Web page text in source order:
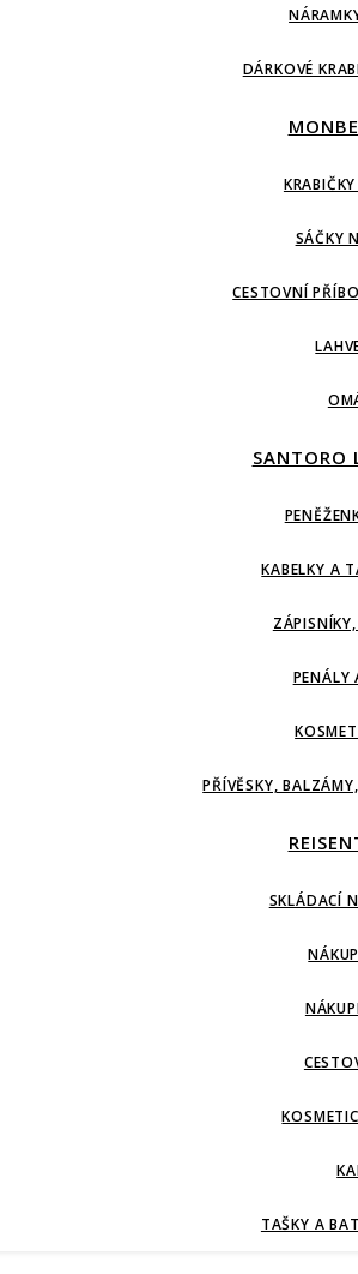
DÁRKOVÉ
SÁČKY
CESTOVNÍ
SANTORO
KABELKY A
PENÁLY
PŘÍVĚSKY,
SKLÁDACÍ
TAŠKY A